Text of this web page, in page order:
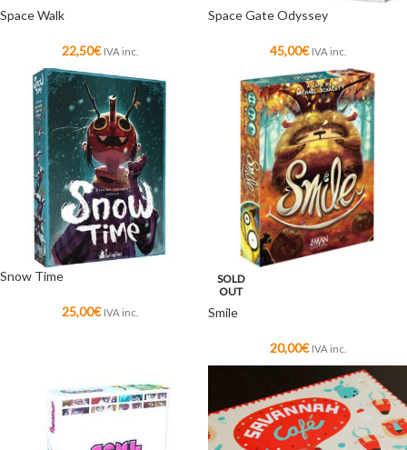
Space Walk
22,50€ IVA inc.
Space Gate Odyssey
45,00€ IVA inc.
Snow Time
25,00€ IVA inc.
SOLD
OUT
Smile
20,00€ IVA inc.